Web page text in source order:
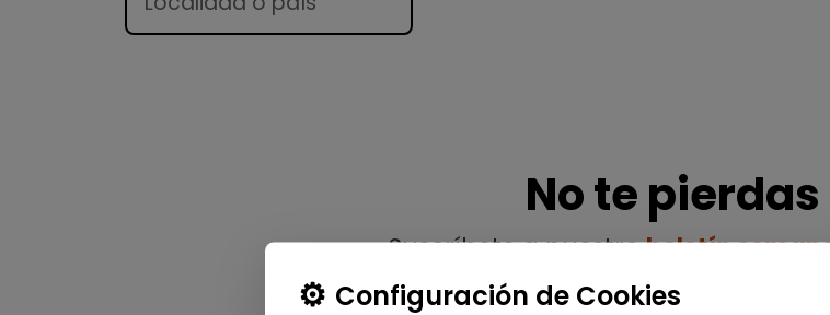
No te
Suscríbete a nuestroboletín
ofertas y noticias
Configuración de Cookies